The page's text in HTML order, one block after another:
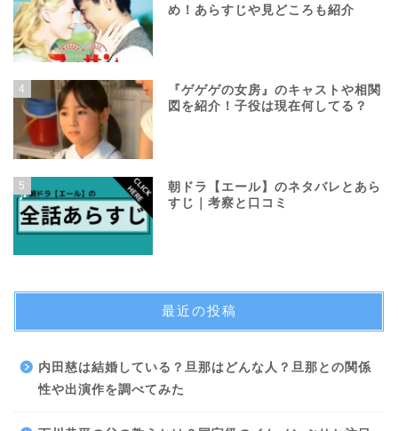
め！あらすじや見どころも紹介
4
『ゲゲゲの女房』のキャストや相関
図を紹介！子役は現在何してる？
5
朝ドラ【エール】のネタバレとあら
すじ｜考察と口コミ
最近の投稿
内田慈は結婚している？旦那はどんな人？旦那との関係
性や出演作を調べてみた